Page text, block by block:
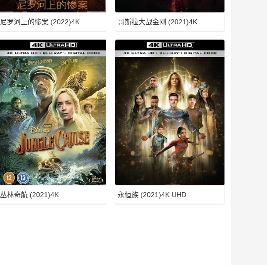
尼罗河上的惨案 (2022)4K 哥斯拉大战金刚 (2021)4K
丛林奇航 (2021)4K 永恒族 (2021)4K UHD